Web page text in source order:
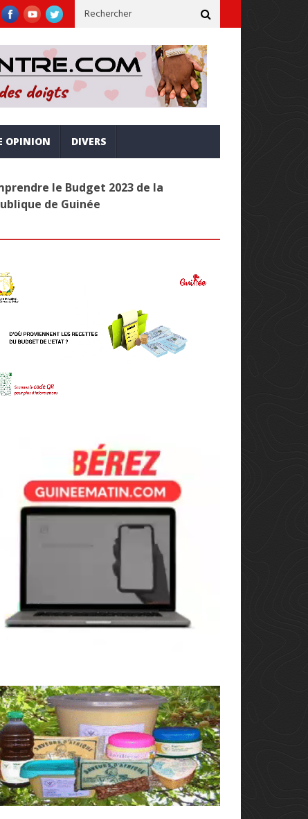
inclusive et alignée sur la vision Simandou 2040
OPINION DIVERS
le Budget 2023 de la
de Guinée